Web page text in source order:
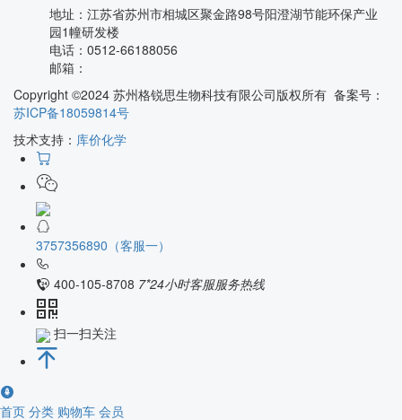
地址： 江苏省苏州市相城区聚金路98号阳澄湖节能环保产业
园1幢研发楼
电话： 0512-66188056
邮箱：
Copyright ©2024 苏州格锐思生物科技有限公司版权所有 备案号：
苏ICP备18059814号
技术支持： 库价化学
3757356890（客服一）
400-105-8708 7*24小时客服服务热线
扫一扫关注
首页 分类 购物车 会员